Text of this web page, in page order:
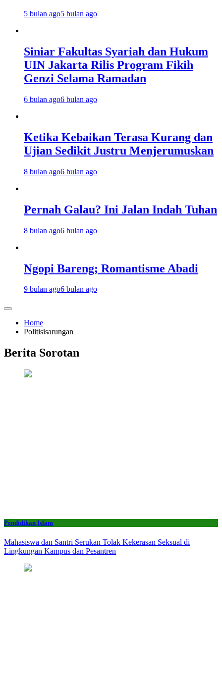
5 bulan ago5 bulan ago
Siniar Fakultas Syariah dan Hukum
UIN Jakarta Rilis Program Fikih
Genzi Selama Ramadan
6 bulan ago6 bulan ago
Ketika Kebaikan Terasa Kurang dan
Ujian Sedikit Justru Menjerumuskan
8 bulan ago6 bulan ago
Pernah Galau? Ini Jalan Indah Tuhan
8 bulan ago6 bulan ago
Ngopi Bareng; Romantisme Abadi
9 bulan ago6 bulan ago
Home
Politisisarungan
Berita Sorotan
Pendidikan Islam
Mahasiswa dan Santri Serukan Tolak Kekerasan Seksual di
Lingkungan Kampus dan Pesantren